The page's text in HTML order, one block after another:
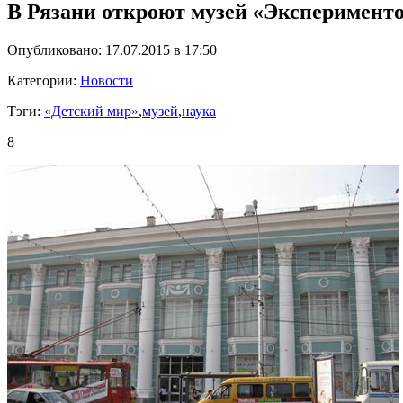
В Рязани откроют музей
Опубликовано: 17.07.2015 в 17:50
Категории: Новости
Тэги: «Детский мир»,музей,наука
8